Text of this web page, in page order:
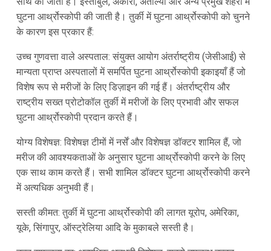
घुटना आर्थ्रोस्कोपी की जाती है। तुर्की में घुटना आर्थ्रोस्कोपी को चुनने
के कारण इस प्रकार हैं:
उच्च गुणवत्ता वाले अस्पताल: संयुक्त आयोग अंतर्राष्ट्रीय (जेसीआई) से
मान्यता प्राप्त अस्पतालों में समर्पित घुटना आर्थ्रोस्कोपी इकाइयाँ हैं जो
विशेष रूप से मरीजों के लिए डिज़ाइन की गई हैं। अंतर्राष्ट्रीय और
राष्ट्रीय सख्त प्रोटोकॉल तुर्की में मरीजों के लिए प्रभावी और सफल
घुटना आर्थ्रोस्कोपी प्रदान करते हैं।
योग्य विशेषज्ञ: विशेषज्ञ टीमों में नर्सें और विशेषज्ञ डॉक्टर शामिल हैं, जो
मरीज की आवश्यकताओं के अनुसार घुटना आर्थ्रोस्कोपी करने के लिए
एक साथ काम करते हैं। सभी शामिल डॉक्टर घुटना आर्थ्रोस्कोपी करने
में अत्यधिक अनुभवी हैं।
सस्ती कीमत: तुर्की में घुटना आर्थ्रोस्कोपी की लागत यूरोप, अमेरिका,
यूके, सिंगापुर, ऑस्ट्रेलिया आदि के मुकाबले सस्ती है।